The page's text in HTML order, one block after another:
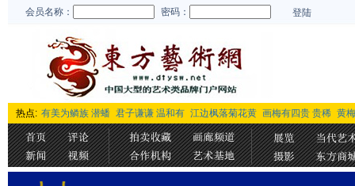
会员名称： 密码： 登陆
热点: 有美为鳞族 潜蟠 君子谦谦 温和有 江边枫落菊花黄 画梅有四贵 贵稀 黄